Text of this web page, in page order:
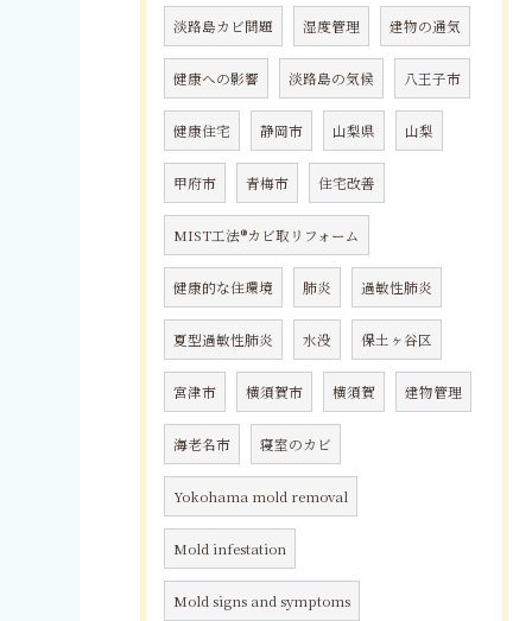
淡路島カビ問題 湿度管理 建物の通気
健康への影響 淡路島の気候 八王子市
健康住宅 静岡市 山梨県 山梨
甲府市 青梅市 住宅改善
MIST工法®カビ取リフォーム
健康的な住環境 肺炎 過敏性肺炎
夏型過敏性肺炎 水没 保土ヶ谷区
宮津市 横須賀市 横須賀 建物管理
海老名市 寝室のカビ
Yokohama mold removal
Mold infestation
Mold signs and symptoms